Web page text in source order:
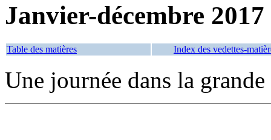
Janvier-décembre 2017
Table des matières Index des vedettes-
Une journée dans la